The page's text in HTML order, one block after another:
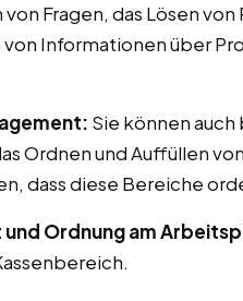
Fragen, das Lösen
Informationen über
Sie können
Ordnen und Auffüllen
dass diese Bereiche
und Ordnung am